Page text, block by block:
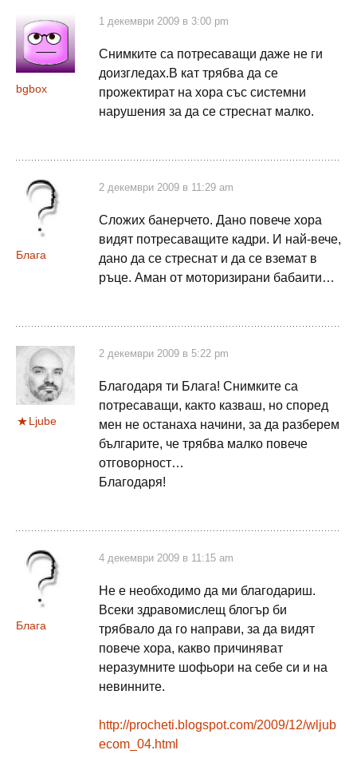
bgbox
1 декември 2009 в 3:00 pm
Снимките са потресаващи даже не ги
доизгледах.В кат трябва да се
прожектират на хора със системни
нарушения за да се стреснат малко.
Блага
2 декември 2009 в 11:29 am
Сложих банерчето. Дано повече хора
видят потресаващите кадри. И най-вече,
дано да се стреснат и да се вземат в
ръце. Аман от моторизирани бабаити…
Ljube
2 декември 2009 в 5:22 pm
Благодаря ти Блага! Снимките са
потресаващи, както казваш, но според
мен не останаха начини, за да разберем
българите, че трябва малко повече
отговорност…
Благодаря!
Блага
4 декември 2009 в 11:15 am
Не е необходимо да ми благодариш.
Всеки здравомислещ блогър би
трябвало да го направи, за да видят
повече хора, какво причиняват
неразумните шофьори на себе си и на
невинните.
http://procheti.blogspot.com/2009/12/wljub
ecom_04.html